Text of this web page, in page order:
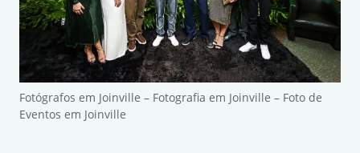
Fotógrafos em Joinville – Fotografia em Joinville – Foto de
Eventos em Joinville